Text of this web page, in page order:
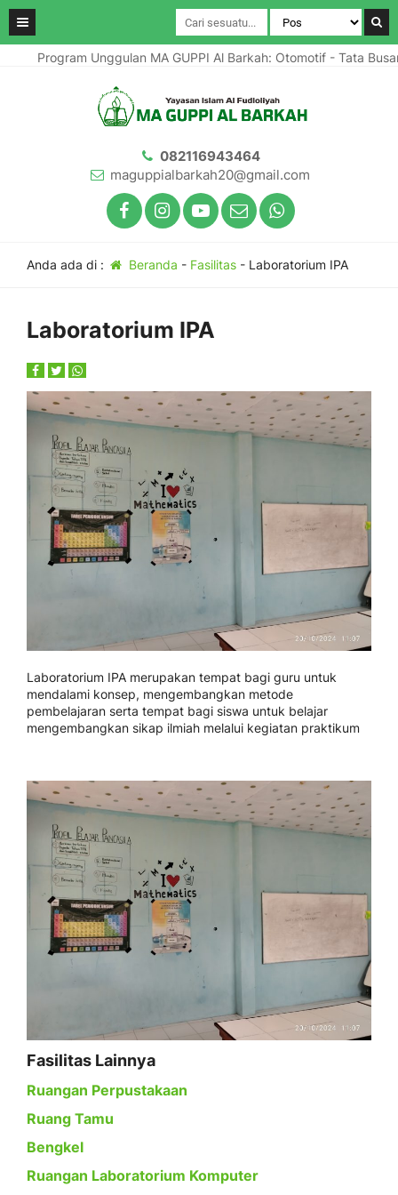
Program Unggulan MA GUPPI Al Barkah: Otomotif - Tata
082116943464
maguppialbarkah20@gmail.com
Anda ada di : Beranda - Fasilitas- Laboratorium IPA
Laboratorium IPA
Laboratorium IPA merupakan tempat bagi guru untuk
mendalami konsep, mengembangkan metode
pembelajaran serta tempat bagi siswa untuk belajar
mengembangkan sikap ilmiah melalui kegiatan praktikum
Fasilitas Lainnya
Ruangan Perpustakaan
Ruang Tamu
Bengkel
Ruangan Laboratorium Komputer